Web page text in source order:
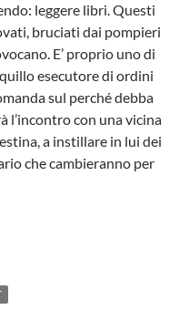
leggere libri. Questi
bruciati dai pompieri
E’ proprio uno di
esecutore di ordini
sul perché debba
l’incontro con una vicina
a instillare in lui dei
che cambieranno per
di François Truffaut